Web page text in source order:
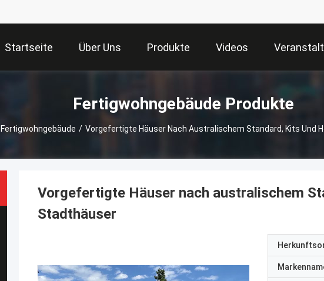
Startseite Über Uns Produkte Videos
Fertigwohngebäude Produkte
Fertigwohngebäude / Vorgefertigte Häuser Nach Australischem Standard, Kits Und
Vorgefertigte Häuser nach australischem
Stadthäuser